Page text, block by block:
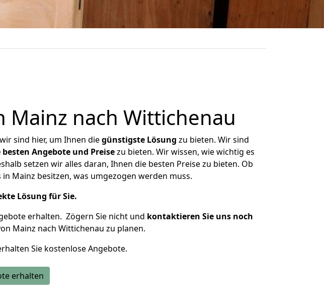
nach Wittichenau
sind hier, um Ihnen diegünstigste Lösung zu bieten. Wir sind
besten Angebote und Preisezu bieten. Wir wissen, wie wichtig es
setzen wir alles daran, Ihnen die besten Preise zu bieten. Ob
Mainz besitzen, was umgezogen werden muss.
Lösung für Sie.
erhalten. Zögern Sie nicht und kontaktieren Sie uns noch
Mainz nach Wittichenau zu planen.
Sie kostenlose Angebote.
erhalten